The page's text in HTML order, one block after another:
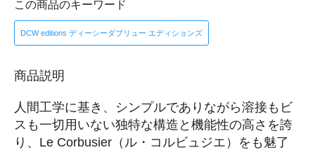
この商品のキーワード
DCW editions ディーシーダブリュー エディションズ
商品説明
人間工学に基き、シンプルでありながら溶接もビ
スも一切用いない独特な構造と機能性の高さを誇
り、Le Corbusier（ル・コルビュジエ）をも魅了